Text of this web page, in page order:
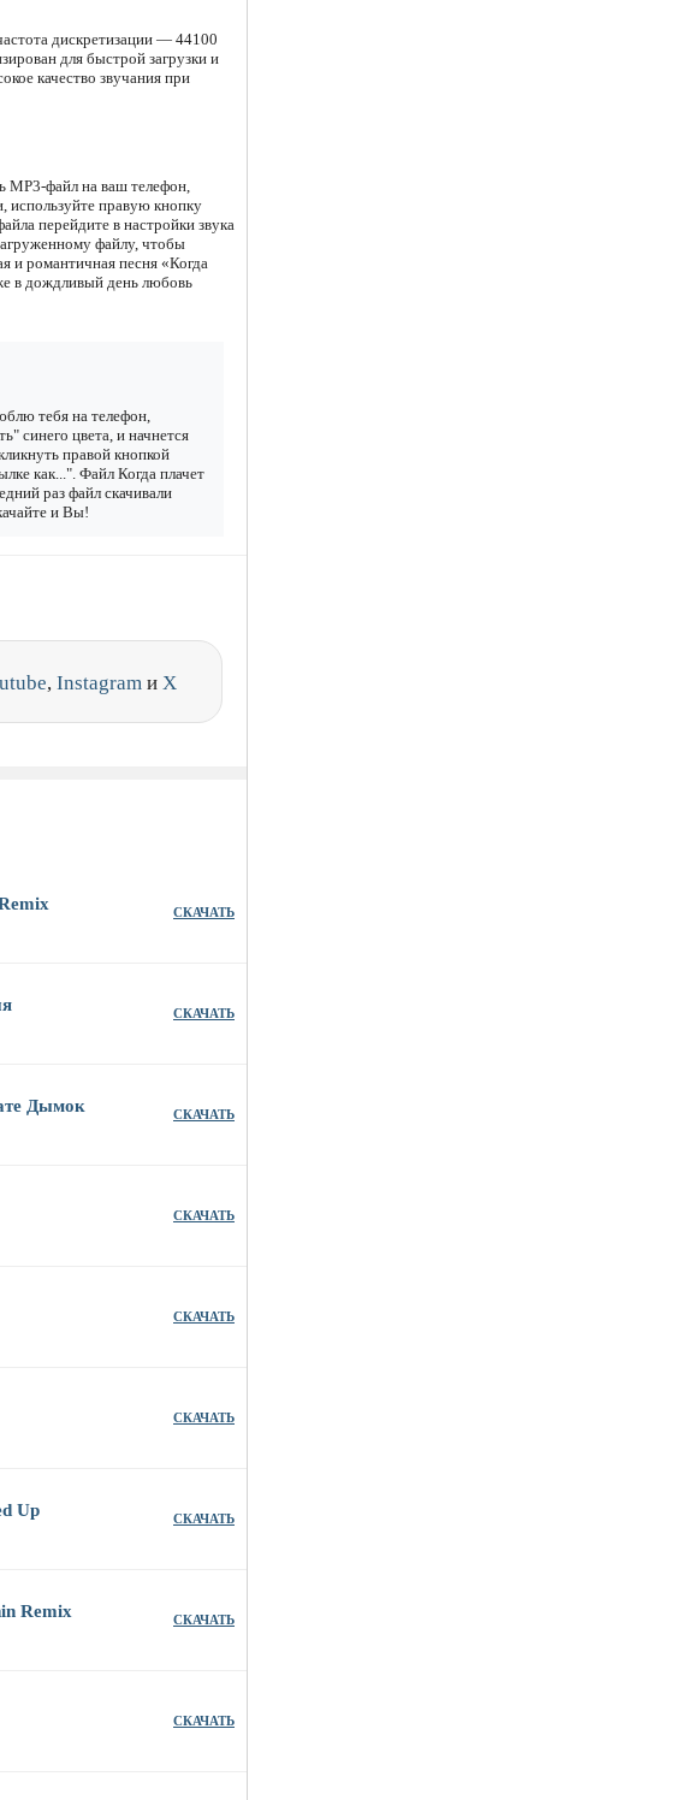
дискретизации — 44100
для быстрой загрузки и
качество звучания при
MP3-файл на ваш телефон,
используйте правую кнопку
перейдите в настройки звука
файлу, чтобы
и романтичная песня «Когда
в дождливый день любовь
тебя на телефон,
синего цвета, и начнется
правой кнопкой
как...". Файл Когда плачет
раз файл скачивали
и Вы!
, Instagram и X
СКАЧАТЬ
СКАЧАТЬ
Дымок СКАЧАТЬ
СКАЧАТЬ
СКАЧАТЬ
СКАЧАТЬ
Up СКАЧАТЬ
Remix СКАЧАТЬ
СКАЧАТЬ